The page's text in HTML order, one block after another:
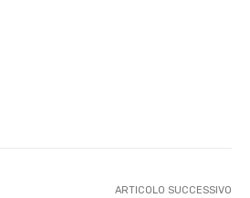
ARTICOLO SUCCESSIVO